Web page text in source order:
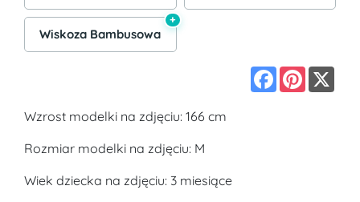
Wiskoza Bambusowa
+
Facebook
Pinterest
Wzrost modelki na zdjęciu: 166 cm
Rozmiar modelki na zdjęciu: M
Wiek dziecka na zdjęciu: 3 miesiące